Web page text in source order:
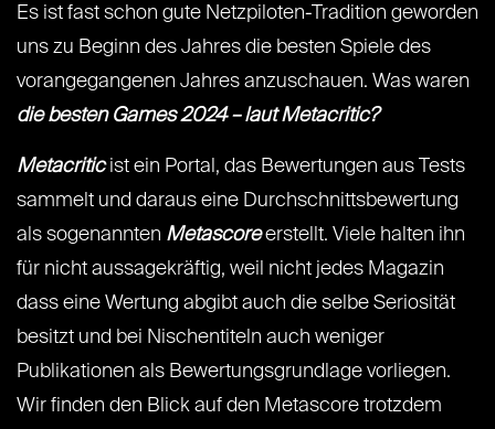
Es ist fast schon gute Netzpiloten-Tradition geworden
uns zu Beginn des Jahres die besten Spiele des
vorangegangenen Jahres anzuschauen. Was waren
die besten Games 2024 – laut Metacritic?
Metacritic ist ein Portal, das Bewertungen aus Tests
sammelt und daraus eine Durchschnittsbewertung
als sogenannten Metascore erstellt. Viele halten ihn
für nicht aussagekräftig, weil nicht jedes Magazin
dass eine Wertung abgibt auch die selbe Seriosität
besitzt und bei Nischentiteln auch weniger
Publikationen als Bewertungsgrundlage vorliegen.
Wir finden den Blick auf den Metascore trotzdem